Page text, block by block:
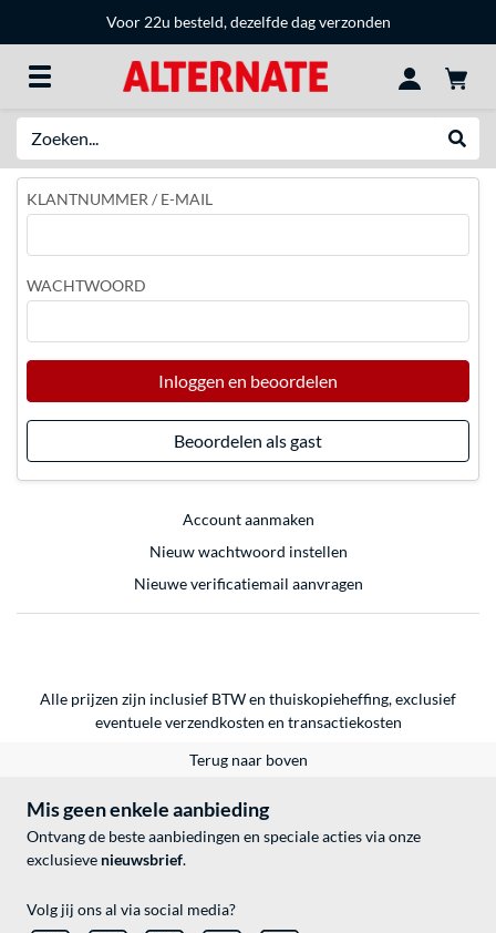
Voor 22u besteld, dezelfde dag verzonden
KLANTNUMMER / E-MAIL
WACHTWOORD
Inloggen en beoordelen
Beoordelen als gast
Account aanmaken
Nieuw wachtwoord instellen
Nieuwe verificatiemail aanvragen
Alle prijzen zijn inclusief BTW en thuiskopieheffing, exclusief
eventueleverzendkosten en transactiekosten
Terug naar boven
Mis geen enkele aanbieding
Ontvang de beste aanbiedingen en speciale acties via onze
exclusieve nieuwsbrief.
Volg jij ons al via social media?